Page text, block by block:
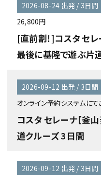
2026-08-24 出発 / 3日間
26,800円
[直前割！]コスタ セ
最後に基隆で遊ぶ片
2026-09-12 出発 / 3日間
オンライン予約システムに
コスタ セレーナ【釜
道クルーズ 3日間
2026-09-12 出発 / 3日間